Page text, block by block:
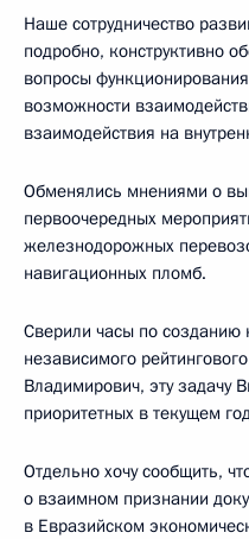
Наше сотрудничество
подробно, конструктивно
вопросы
возможности
взаимодействия на
Обменялись мнениями о
первоочередных
железнодорожных
навигационных пломб.
Сверили часы по созданию
независимого
Владимирович, эту задачу
приоритетных в текущем
Отдельно хочу сообщить,
о взаимном признании
в Евразийском